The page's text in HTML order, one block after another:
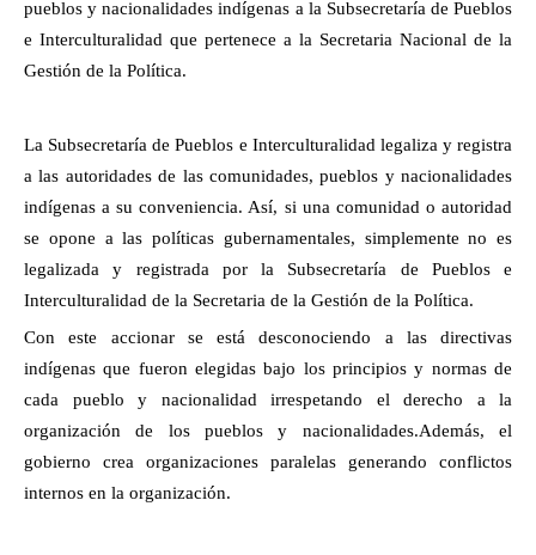
pueblos y nacionalidades indígenas a la Subsecretaría de Pueblos
e Interculturalidad que pertenece a la Secretaria Nacional de la
Gestión de la Política.
La Subsecretaría de Pueblos e Interculturalidad legaliza y registra
a las autoridades de las comunidades, pueblos y nacionalidades
indígenas a su conveniencia. Así, si una comunidad o autoridad
se opone a las políticas gubernamentales, simplemente no es
legalizada y registrada por la Subsecretaría de Pueblos e
Interculturalidad de la Secretaria de la Gestión de la Política.
Con este accionar se está desconociendo a las directivas
indígenas que fueron elegidas bajo los principios y normas de
cada pueblo y nacionalidad irrespetando el derecho a la
organización de los pueblos y nacionalidades.Además, el
gobierno crea organizaciones paralelas generando conflictos
internos en la organización.